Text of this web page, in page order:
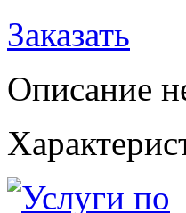
Заказать
Описание